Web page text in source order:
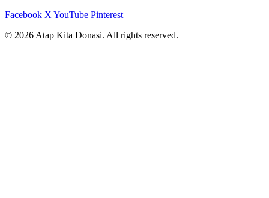
Facebook X YouTube Pinterest
© 2026 Atap Kita Donasi. All rights reserved.